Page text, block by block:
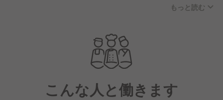
ざわざわ賑わうレトロモダンな空間で、ハイボール片
家の想いがこもった季節食材の旨い一皿に、顔がほこ
いつも元気なスタッフたちが、場を盛りあげてくる。
そんな酒場には、人の体温を感じるつながりが生まれ
もっと読む
こんな人と働きます